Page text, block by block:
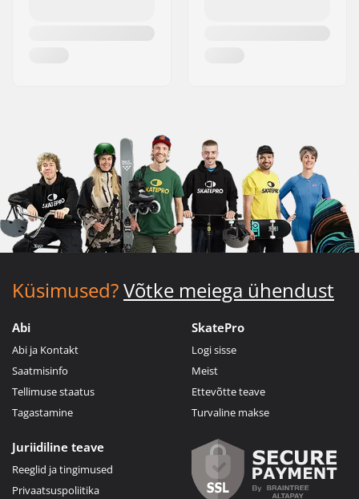
Küsimused?Võtke meiega ühendust
Abi
Abi ja Kontakt
Saatmisinfo
Tellimuse staatus
Tagastamine
SkatePro
Logi sisse
Meist
Ettevõtte teave
Turvaline makse
Juriidiline teave
Reeglid ja tingimused
Privaatsuspoliitika